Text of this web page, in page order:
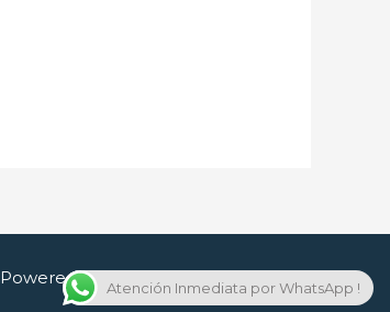
Powered by Cerrajero en Guadalajara
Atención Inmediata por WhatsApp !